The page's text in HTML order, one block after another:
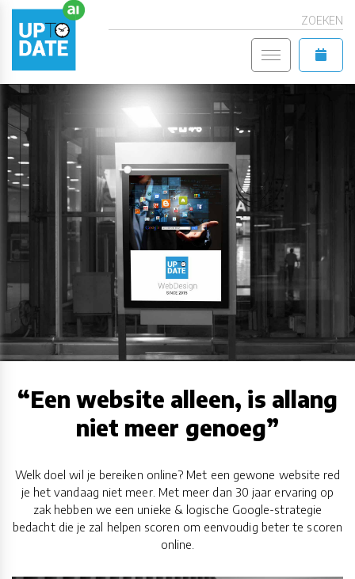
ZOEKEN
“Een website alleen, is allang
niet meer genoeg”
Welk doel wil je bereiken online? Met een gewone website red
je het vandaag niet meer. Met meer dan 30 jaar ervaring op
zak hebben we een unieke & logische Google-strategie
bedacht die je zal helpen scoren om eenvoudig beter te scoren
online.